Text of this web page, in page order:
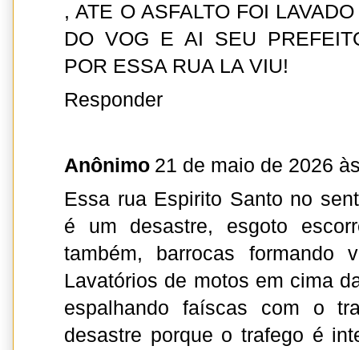
, ATE O ASFALTO FOI
DO VOG E AI SEU
POR ESSA RUA LA VIU!
Responder
Anônimo 21 de maio de 2026
Essa rua Espirito Santo no
é um desastre, esgoto
também, barrocas formando
Lavatórios de motos em cima
espalhando faíscas com o
desastre porque o trafego é